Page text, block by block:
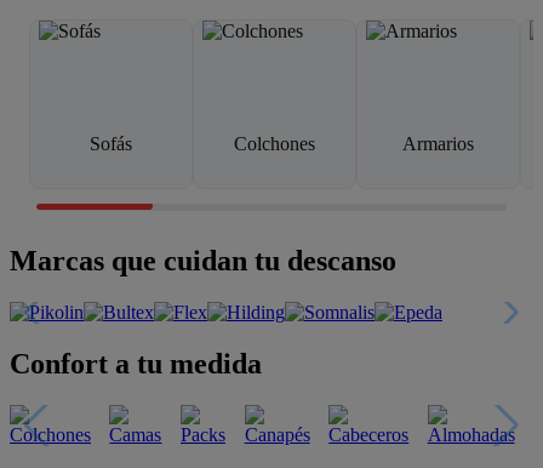
Sofás Colchones Armarios
Marcas que cuidan tu descanso
Confort a tu medida